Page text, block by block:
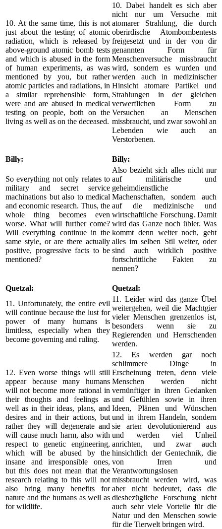
10. At the same time, this is not
just about the testing of atomic
radiation, which is released by
above-ground atomic bomb tests
and which is abused in the form
of human experiments, as was
mentioned by you, but rather
atomic particles and radiations, in
a similar reprehensible form,
were and are abused in medical
testing on people, both on the
living as well as on the deceased.
10. Dabei handelt es sich aber
nicht nur um Versuche mit
atomarer Strahlung, die durch
oberirdische Atombombentests
freigesetzt und in der von dir
genannten Form für
Menschenversuche missbraucht
wird, sondern es wurden und
werden auch in medizinischer
Hinsicht atomare Partikel und
Strahlungen in der gleichen
verwerflichen Form zu
Versuchen an Menschen
missbraucht, und zwar sowohl an
Lebenden wie auch an
Verstorbenen.
Billy: Billy:
So everything not only relates to
military and secret service
machinations but also to medical
and economic research. Thus, the
whole thing becomes even
worse. What will further come?
Will everything continue in the
same style, or are there actually
positive, progressive facts to be
mentioned?
Also bezieht sich alles nicht nur
auf militärische und
geheimdienstliche
Machenschaften, sondern auch
auf die medizinische und
wirtschaftliche Forschung. Damit
wird das Ganze noch übler. Was
kommt denn weiter noch, geht
alles im selben Stil weiter, oder
sind auch wirklich positive
fortschrittliche Fakten zu
nennen?
Quetzal:
Quetzal:
11. Unfortunately, the entire evil
will continue because the lust for
power of many humans is
limitless, especially when they
become governing and ruling.
11. Leider wird das ganze Übel
weitergehen, weil die Machtgier
vieler Menschen grenzenlos ist,
besonders wenn sie zu
Regierenden und Herrschenden
werden.
12. Even worse things will still
appear because many humans
will not become more rational in
their thoughts and feelings as
well as in their ideas, plans, and
desires and in their actions, but
rather they will degenerate and
will cause much harm, also with
respect to genetic engineering,
which will be abused by the
insane and irresponsible ones,
but this does not mean that the
research relating to this will not
also bring many benefits for
nature and the humans as well as
for wildlife.
12. Es werden gar noch
schlimmere Dinge in
Erscheinung treten, denn viele
Menschen werden nicht
vernünftiger in ihren Gedanken
und Gefühlen sowie in ihren
Ideen, Plänen und Wünschen
und in ihrem Handeln, sondern
sie arten devolutionierend aus
und werden viel Unheil
anrichten, und zwar auch
hinsichtlich der Gentechnik, die
von Irren und
Verantwortungslosen
missbraucht werden wird, was
aber nicht bedeutet, dass die
diesbezügliche Forschung nicht
auch sehr viele Vorteile für die
Natur und den Menschen sowie
für die Tierwelt bringen wird.